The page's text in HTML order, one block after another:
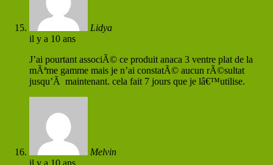
Lidya
il y a 10 ans
J’ai pourtant associÃ© ce produit anaca 3 ventre plat de la
mÃªme gamme mais je n’ai constatÃ© aucun rÃ©sultat
jusqu’Ã maintenant. cela fait 7 jours que je lâ€™utilise.
Melvin